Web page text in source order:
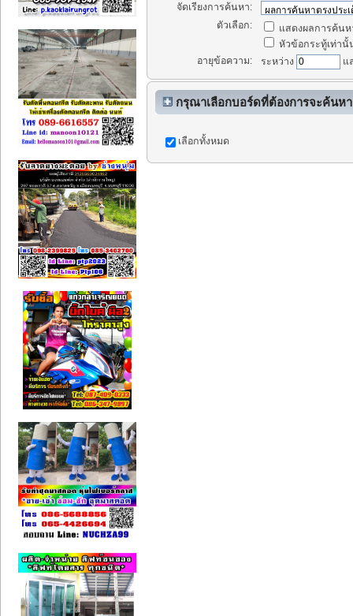
จัดเรียงการค้นหา:
ตัวเลือก:
แสดงผลการค้น
หัวข้อกระทู้เท่านั้
อายุข้อความ:
ระหว่าง แ
กรุณาเลือกบอร์ดที่ต้องการจะค้นห
เลือกทั้งหมด